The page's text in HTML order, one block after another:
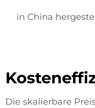
in China
Die skalierbare